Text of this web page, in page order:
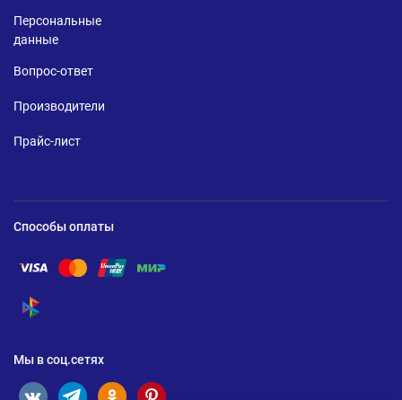
Персональные
данные
Вопрос-ответ
Производители
Прайс-лист
Способы оплаты
Помощь по оплате Visa
Помощь по оплате Mastercard
Помощь по оплате UnionPay
Помощь по оплате Мир
Помощь по оплате СБП
Мы в соц.сетях